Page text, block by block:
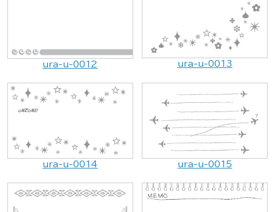
ura-u-0012 ura-u-0013
ura-u-0014 ura-u-0015